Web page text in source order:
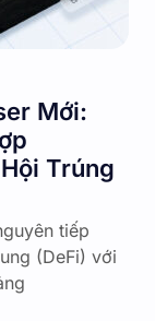
Mới:
Trúng
tiếp
(DeFi) với